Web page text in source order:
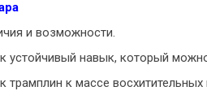
и возможности.
устойчивый навык, который
трамплин к массе